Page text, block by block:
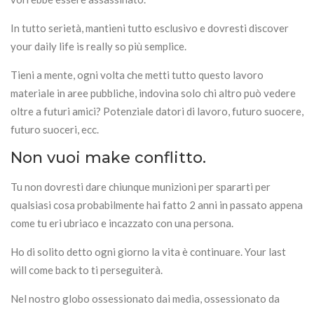
In tutto serietà, mantieni tutto esclusivo e dovresti discover
your daily life is really so più semplice.
Tieni a mente, ogni volta che metti tutto questo lavoro
materiale in aree pubbliche, indovina solo chi altro può vedere
oltre a futuri amici? Potenziale datori di lavoro, futuro suocere,
futuro suoceri, ecc.
Non vuoi make conflitto.
Tu non dovresti dare chiunque munizioni per spararti per
qualsiasi cosa probabilmente hai fatto 2 anni in passato appena
come tu eri ubriaco e incazzato con una persona.
Ho di solito detto ogni giorno la vita è continuare. Your last
will come back to ti perseguiterà.
Nel nostro globo ossessionato dai media, ossessionato da